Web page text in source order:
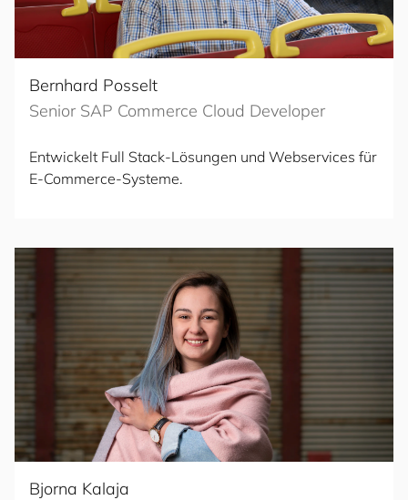
Bernhard Posselt
Senior SAP Commerce Cloud Developer
Entwickelt Full Stack-Lösungen und Webservices für
E-Commerce-Systeme.
Bjorna Kalaja